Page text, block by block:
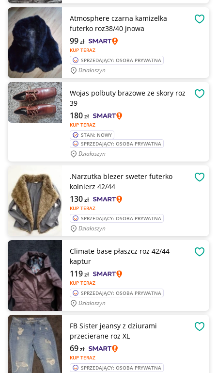
Atmosphere czarna kamizelka
futerko roz38/40 jnowa
KUP TERAZ
99zł
SPRZEDAJĄCY: OSOBA PRYWATNA
Działoszyn
Wojas polbuty brazowe ze skory roz
39
KUP TERAZ
180zł
STAN: NOWY
SPRZEDAJĄCY: OSOBA PRYWATNA
Działoszyn
.Narzutka blezer sweter futerko
kolnierz 42/44
KUP TERAZ
130zł
SPRZEDAJĄCY: OSOBA PRYWATNA
Działoszyn
Climate base płaszcz roz 42/44
kaptur
KUP TERAZ
119zł
SPRZEDAJĄCY: OSOBA PRYWATNA
Działoszyn
FB Sister jeansy z dziurami
przecierane roz XL
KUP TERAZ
69zł
SPRZEDAJĄCY: OSOBA PRYWATNA